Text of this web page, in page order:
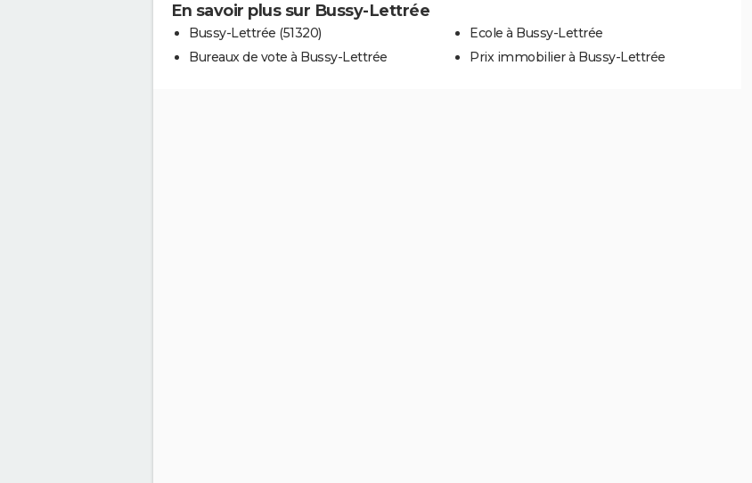
En savoir plus sur Bussy-Lettrée
Bussy-Lettrée (51320)
Bureaux de vote à Bussy-Lettrée
Ecole à Bussy-Lettrée
Prix immobilier à Bussy-Lettrée